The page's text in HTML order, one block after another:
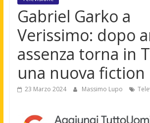
Gabriel Garko a
Verissimo: dopo
assenza torna in
una nuova fiction
23 Marzo 2024 Massimo Lupo